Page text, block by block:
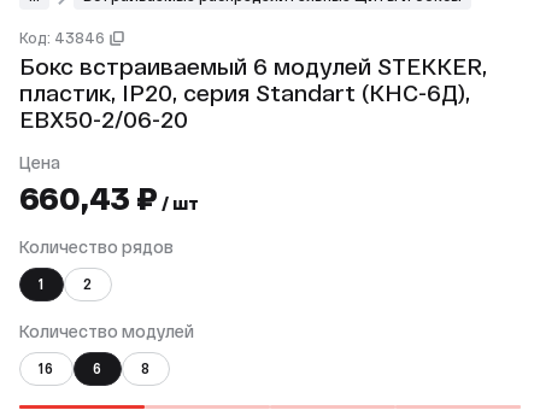
Код: 43846
Бокс встраиваемый 6 модулей STEKKER,
пластик, IP20, серия Standart (КНС-6Д),
EBX50-2/06-20
Цена
660,43 ₽ / шт
Количество рядов
1 2
Количество модулей
16 6 8